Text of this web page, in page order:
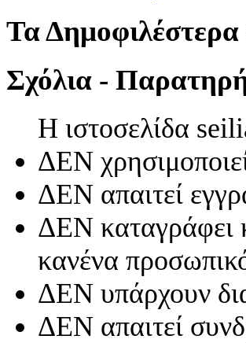
Τα
Σχόλια -
Η ιστοσελίδα
ΔΕΝ
ΔΕΝ απαιτεί
ΔΕΝ καταγράφει
κανένα
ΔΕΝ υπάρχουν
ΔΕΝ απαιτεί